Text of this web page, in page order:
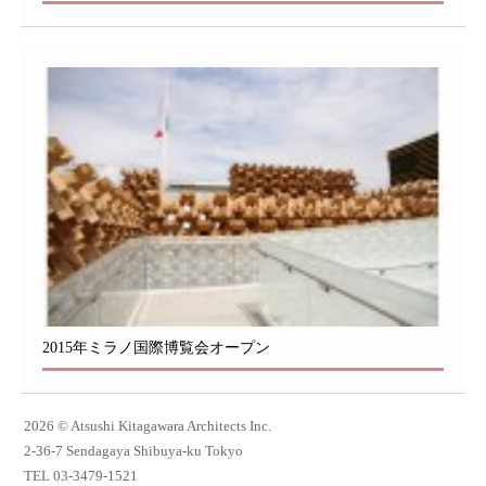
2015年ミラノ国際博覧会オープン
2026 © Atsushi Kitagawara Architects Inc.
2-36-7 Sendagaya Shibuya-ku Tokyo
TEL 03-3479-1521